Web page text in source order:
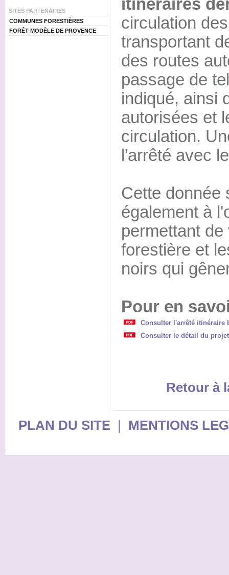
SITES PARTENAIRES
COMMUNES FORESTIÈRES
FORÊT MODÈLE DE PROVENCE
itinéraires
circulation
transportant
des routes
passage de
indiqué, ainsi
autorisées et
circulation.
l'arrêté avec
Cette donnée
également à
permettant
forestière et
noirs qui
Pour en
Consulter l'arrêté itinéraire
Consulter le détail du
Retour à
PLAN DU SITE| MENTIONS